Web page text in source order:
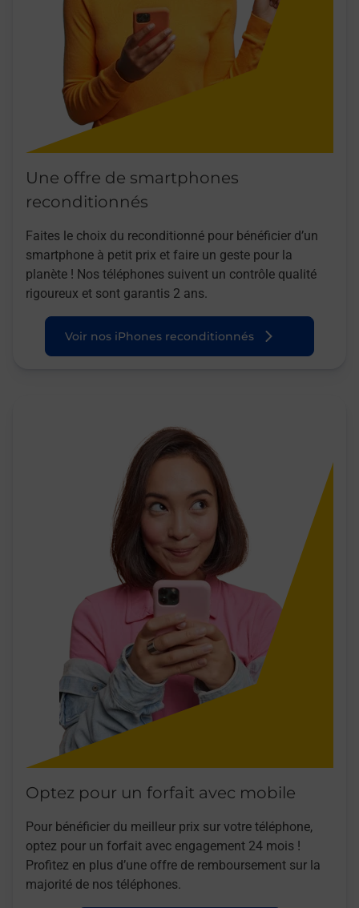
Une offre de smartphones
reconditionnés
Faites le choix du reconditionné pour bénéficier d’un
smartphone à petit prix et faire un geste pour la
planète ! Nos téléphones suivent un contrôle qualité
rigoureux et sont garantis 2 ans.
Voir nos iPhones reconditionnés
Optez pour un forfait avec mobile
Pour bénéficier du meilleur prix sur votre téléphone,
optez pour un forfait avec engagement 24 mois !
Profitez en plus d’une offre de remboursement sur la
majorité de nos téléphones.